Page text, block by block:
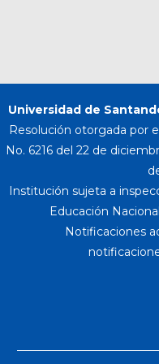
Universidad de
Resolución otorgada por
No. 6216 del 22 de
Institución sujeta a
Educación
Notificaciones